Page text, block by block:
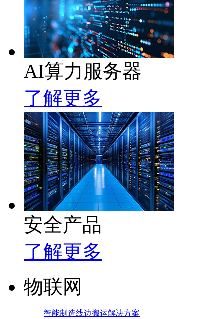
AI算力服务器
了解更多
安全产品
了解更多
物联网
智能制造线边搬运解决方案